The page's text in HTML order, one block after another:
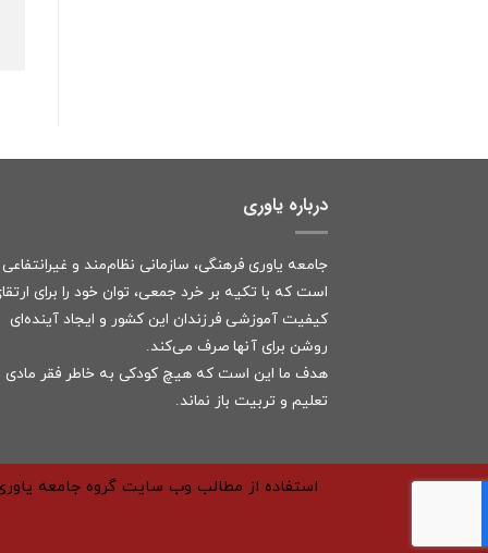
درباره یاوری
جامعه یاوری فرهنگی، سازمانی نظام‌مند و غیرانتفاعی
است که با تکیه بر خرد جمعی، توان خود را برای
کیفیت آموزشی فرزندان این کشور و ایجاد آینده‌ای
روشن برای آنها صرف می‌کند.
هدف ما این است که هیچ کودکی به خاطر فقر مادی
تعلیم و تربیت باز نماند.
استفاده از مطالب وب سایت گروه جامعه